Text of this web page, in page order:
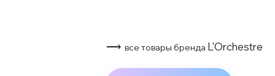
⟶ все товары бренда L'Orchestre